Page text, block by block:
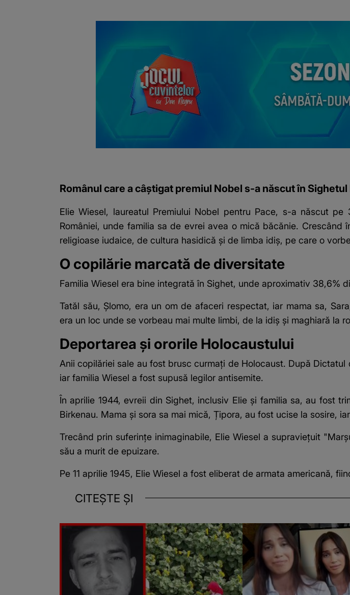
Românul care a câștigat premiul Nobel s-a născut în
Elie Wiesel, laureatul Premiului Nobel pentru Pace, s-a născut pe
României, unde familia sa de evrei avea o mică băcănie.
religioase iudaice, de cultura hasidică și de limba idiș, pe care o
O copilărie marcată de diversitate
Familia Wiesel era bine integrată în Sighet, unde aproximativ 38,6%
Tatăl său, Șlomo, era un om de afaceri respectat, iar mama sa,
era un loc unde se vorbeau mai multe limbi, de la idiș și maghiară la
Deportarea și ororile Holocaustului
Anii copilăriei sale au fost brusc curmați de Holocaust. După
iar familia Wiesel a fost supusă legilor antisemite.
În aprilie 1944, evreii din Sighet, inclusiv Elie și familia sa, au fost
Birkenau. Mama și sora sa mai mică, Țipora, au fost ucise la sosire,
Trecând prin suferințe inimaginabile, Elie Wiesel a supraviețuit
său a murit de epuizare.
Pe 11 aprilie 1945, Elie Wiesel a fost eliberat de armata americană,
CITEȘTE ȘI